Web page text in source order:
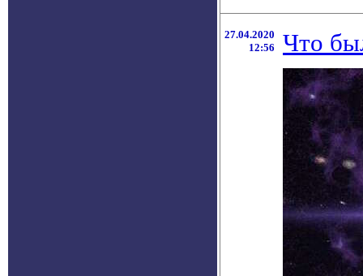
27.04.2020
12:56
Что